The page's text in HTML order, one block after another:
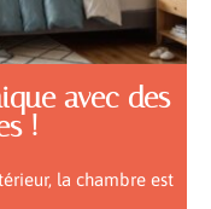
avec des
!
la chambre est